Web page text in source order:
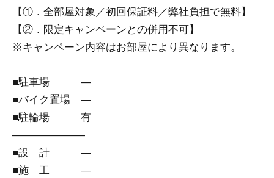
【①．全部屋対象／初回保証料／弊社負担で無料】
【②．限定キャンペーンとの併用不可】
※キャンペーン内容はお部屋により異なります。
■駐車場 ―
■バイク置場 ―
■駐輪場 有
―――――――
■設 計 ―
■施 工 ―